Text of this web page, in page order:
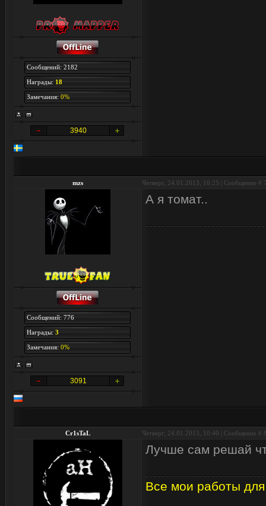
Сообщений: 2182
Награды: 18
Замечания: 0%
3940
mzs Четверг, 24.01.2013, 10:25 | Сообщение #
Сообщений: 776
Награды: 3
Замечания: 0%
3091
А я томат..
Cr1sTaL Четверг, 24.01.2013, 10:40 | Сообщение #
Лучше сам решай
Все мои работы